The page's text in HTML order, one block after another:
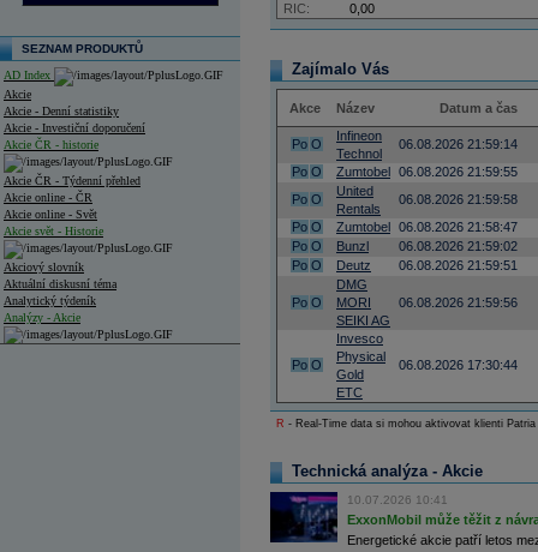
SEZNAM PRODUKTŮ
AD Index
Akcie
Akcie - Denní statistiky
Akcie - Investiční doporučení
Akcie ČR - historie
Akcie ČR - Týdenní přehled
Akcie online - ČR
Akcie online - Svět
Akcie svět - Historie
Akciový slovník
Aktuální diskusní téma
Analytický týdeník
Analýzy - Akcie
RIC: 0,00
Zajímalo Vás
Akce Název Datum a čas
Po O
Infineon
Technol
06.08.2026 21:59:14
Po O Zumtobel 06.08.2026 21:59:55
Po O
United
Rentals
06.08.2026 21:59:58
Po O Zumtobel 06.08.2026 21:58:47
Po O Bunzl
06.08.2026 21:59:02
Po O Deutz 06.08.2026 21:59:51
Po O
DMG
MORI
SEIKI AG
06.08.2026 21:59:56
Po O
Invesco
Physical
Gold
ETC
06.08.2026 17:30:44
R - Real-Time data si mohou aktivovat klienti
Technická analýza - Akcie
10.07.2026 10:41
ExxonMobil může těžit z
Energetické akcie patří letos